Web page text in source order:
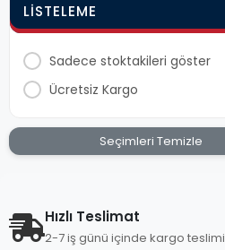
8680697170884
8680697170877
8680697170860
8680643020447
9001571406977
LISTELEME
Sadece stoktakileri göster
Ücretsiz Kargo
Seçimleri Temizle
Hızlı Teslimat
2-7 iş günü içinde kargo teslimi